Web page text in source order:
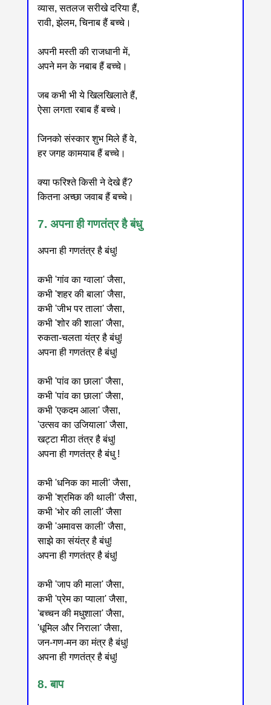
व्यास, सतलज सरीखे दरिया हैं,
रावी, झेलम, चिनाब हैं बच्चे।
अपनी मस्ती की राजधानी में,
अपने मन के नबाब हैं बच्चे।
जब कभी भी ये खिलखिलाते हैं,
ऐसा लगता रबाब हैं बच्चे।
जिनको संस्कार शुभ मिले हैं वे,
हर जगह कामयाब हैं बच्चे।
क्या फरिश्ते किसी ने देखे हैं?
कितना अच्छा जवाब हैं बच्चे।
7. अपना ही गणतंत्र है बंधु
अपना ही गणतंत्र है बंधु!
कभी 'गांव का ग्वाला' जैसा,
कभी 'शहर की बाला' जैसा,
कभी 'जीभ पर ताला' जैसा,
कभी 'शोर की शाला' जैसा,
रुकता-चलता यंत्र है बंधु!
अपना ही गणतंत्र है बंधु!
कभी 'पांव का छाला' जैसा,
कभी 'पांव का छाला' जैसा,
कभी 'एकदम आला' जैसा,
'उत्सव का उजियाला' जैसा,
खट्टा मीठा तंत्र है बंधु!
अपना ही गणतंत्र है बंधु !
कभी 'धनिक का माली' जैसा,
कभी 'श्रमिक की थाली' जैसा,
कभी 'भोर की लाली' जैसा
कभी 'अमावस काली' जैसा,
साझे का संयंत्र है बंधु!
अपना ही गणतंत्र है बंधु!
कभी 'जाप की माला' जैसा,
कभी 'प्रेम का प्याला' जैसा,
'बच्चन की मधुशाला' जैसा,
'धूमिल और निराला' जैसा,
जन-गण-मन का मंत्र है बंधु!
अपना ही गणतंत्र है बंधु!
8. बाप